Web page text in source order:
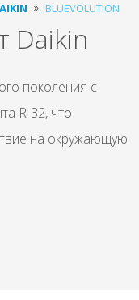
BLUEVOLUTION
Daikin
поколения с
R-32, что
на окружающую